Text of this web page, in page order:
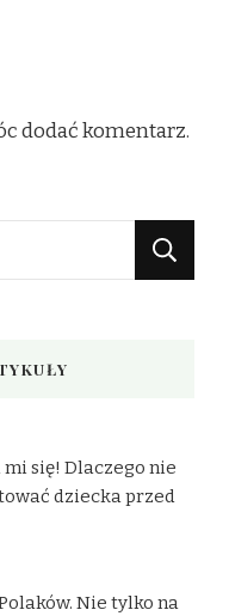
dodać komentarz.
się! Dlaczego nie
dziecka przed
Nie tylko na